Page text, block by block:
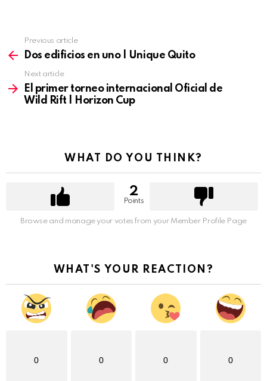
more
Previous article
Dos edificios en uno | Unique Quito
Next article
El primer torneo internacional Oficial de
Wild Rift | Horizon Cup
WHAT DO YOU THINK?
2
Points
Browse and manage your votes from your Member Profile Page
WHAT'S YOUR REACTION?
0 0 0 0